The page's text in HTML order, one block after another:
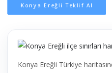
Konya Ereğli Teklif Al
Konya Ereğli Türkiye